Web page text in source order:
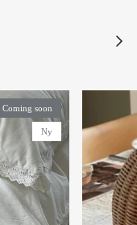
Coming soon
Ny